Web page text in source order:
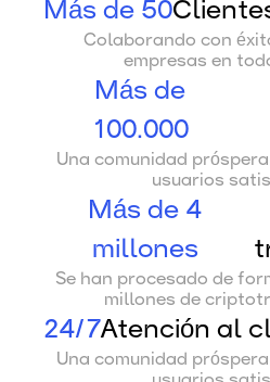
Más de 50
Colaborando con
empresas en
Más de
100.000
Una comunidad
usuarios
Más de 4
millones
Se han procesado de
millones de
24/7Atención al
Una comunidad